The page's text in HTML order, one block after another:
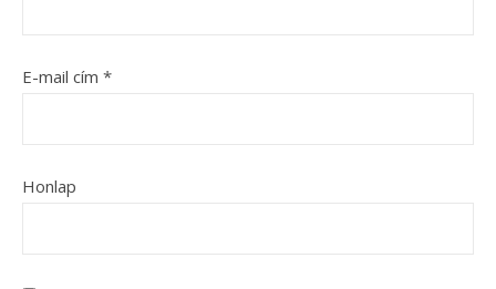
E-mail cím *
Honlap